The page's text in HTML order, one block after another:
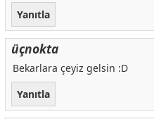
Yanıtla
üçnokta
Bekarlara çeyiz gelsin :D
Yanıtla